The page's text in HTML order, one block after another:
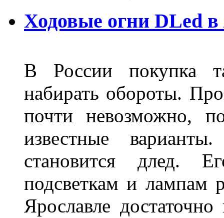
Ходовые огни DLed в
В России покупка
набирать обороты.
почти невозможно,
известные
становится длед.
подсветкам и лампам
Ярославле